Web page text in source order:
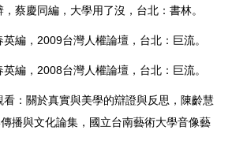
蔡慶同編，大學用了沒，台北：書林。
編，2009台灣人權論壇，台北：巨流。
編，2008台灣人權論壇，台北：巨流。
：關於真實與美學的辯證與反思，陳齡慧
播與文化論集，國立台南藝術大學音像藝